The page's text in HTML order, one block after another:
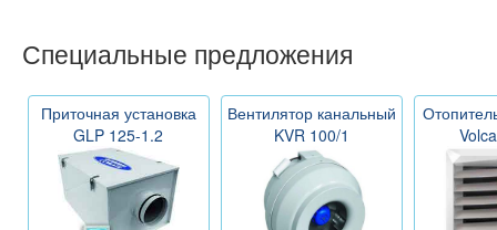
Специальные предложения
Приточная установка
GLP 125-1.2
Вентилятор канальный
KVR 100/1